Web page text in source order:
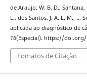
de Araujo, W. B. D., Santana,
L., dos Santos, J. A. L. M., …
aplicada ao diagnóstico de
16(Especial). https://doi.org/
Fomatos de Citação